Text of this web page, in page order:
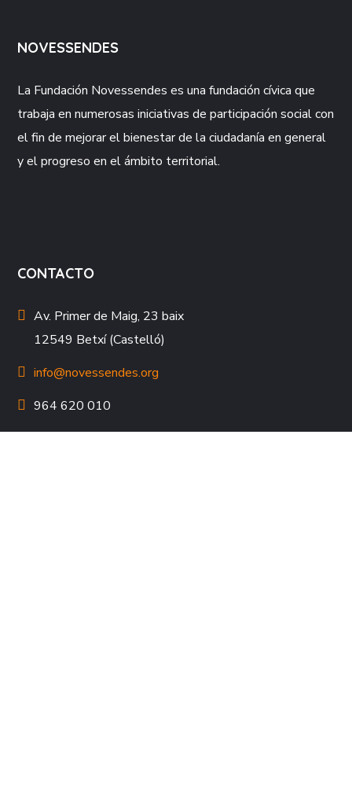
NOVESSENDES
La Fundación Novessendes es una fundación cívica que
trabaja en numerosas iniciativas de participación social con
el fin de mejorar el bienestar de la ciudadanía en general
y el progreso en el ámbito territorial.
CONTACTO
Av. Primer de Maig, 23 baix
12549 Betxí (Castelló)
info@novessendes.org
964 620 010